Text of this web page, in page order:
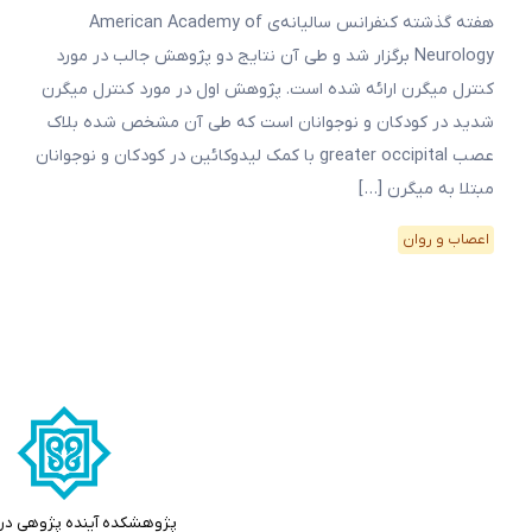
هفته گذشته کنفرانس سالیانه‌ی American Academy of
Neurology برگزار شد و طی آن نتایج دو پژوهش جالب در مورد
کنترل میگرن ارائه شده است. پژوهش اول در مورد کنترل میگرن
شدید در کودکان و نوجوانان است که طی آن مشخص شده بلاک
عصب greater occipital با کمک لیدوکائین در کودکان و نوجوانان
مبتلا به میگرن […]
اعصاب و روان
پژوهشکده آینده پژوهی